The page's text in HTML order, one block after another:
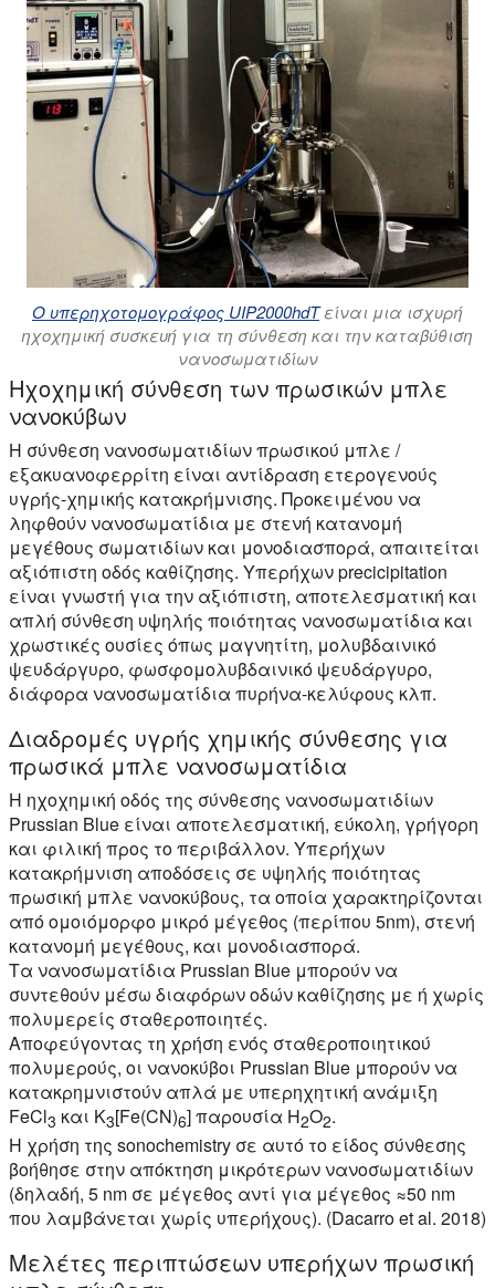
Ο υπερηχοτομογράφος UIP2000hdTείναι μια ισχυρή
ηχοχημική συσκευή για τη σύνθεση και την καταβύθιση
νανοσωματιδίων
Ηχοχημική σύνθεση των πρωσικών μπλε
νανοκύβων
Η σύνθεση νανοσωματιδίων πρωσικού μπλε /
εξακυανοφερρίτη είναι αντίδραση ετερογενούς
υγρής-χημικής κατακρήμνισης. Προκειμένου να
ληφθούν νανοσωματίδια με στενή κατανομή
μεγέθους σωματιδίων και μονοδιασπορά, απαιτείται
αξιόπιστη οδός καθίζησης. Υπερήχων precicipitation
είναι γνωστή για την αξιόπιστη, αποτελεσματική και
απλή σύνθεση υψηλής ποιότητας νανοσωματίδια και
χρωστικές ουσίες όπως μαγνητίτη, μολυβδαινικό
ψευδάργυρο, φωσφομολυβδαινικό ψευδάργυρο,
διάφορα νανοσωματίδια πυρήνα-κελύφους κλπ.
Διαδρομές υγρής χημικής σύνθεσης για
πρωσικά μπλε νανοσωματίδια
Η ηχοχημική οδός της σύνθεσης νανοσωματιδίων
Prussian Blue είναι αποτελεσματική, εύκολη, γρήγορη
και φιλική προς το περιβάλλον. Υπερήχων
κατακρήμνιση αποδόσεις σε υψηλής ποιότητας
πρωσική μπλε νανοκύβους, τα οποία χαρακτηρίζονται
από ομοιόμορφο μικρό μέγεθος (περίπου 5nm), στενή
κατανομή μεγέθους, και μονοδιασπορά.
Τα νανοσωματίδια Prussian Blue μπορούν να
συντεθούν μέσω διαφόρων οδών καθίζησης με ή χωρίς
πολυμερείς σταθεροποιητές.
Αποφεύγοντας τη χρήση ενός σταθεροποιητικού
πολυμερούς, οι νανοκύβοι Prussian Blue μπορούν να
κατακρημνιστούν απλά με υπερηχητική ανάμιξη
FeCl3 και Κ3[Fe(CN)6] παρουσία H2O2.
Η χρήση της sonochemistry σε αυτό το είδος σύνθεσης
βοήθησε στην απόκτηση μικρότερων νανοσωματιδίων
(δηλαδή, 5 nm σε μέγεθος αντί για μέγεθος ≈50 nm
που λαμβάνεται χωρίς υπερήχους). (Dacarro et al. 2018)
Μελέτες περιπτώσεων υπερήχων πρωσική